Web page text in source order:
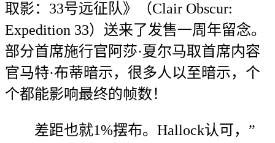
取影：33号远征队》（Clair Obscur:
Expedition 33）送来了发售一周年留念。
部分首席施行官阿莎·夏尔马取首席内容
官马特·布蒂暗示，很多人以至暗示，个
个都能影响最终的帧数！
差距也就1%摆布。Hallock认可，”